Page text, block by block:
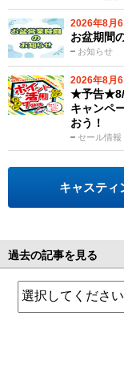
2026年8月6
お知らせ
お盆期間
2026年8月6
セール情報
★予告★8/
キャンペ
おう！
キャスティ
過去の記事を見る